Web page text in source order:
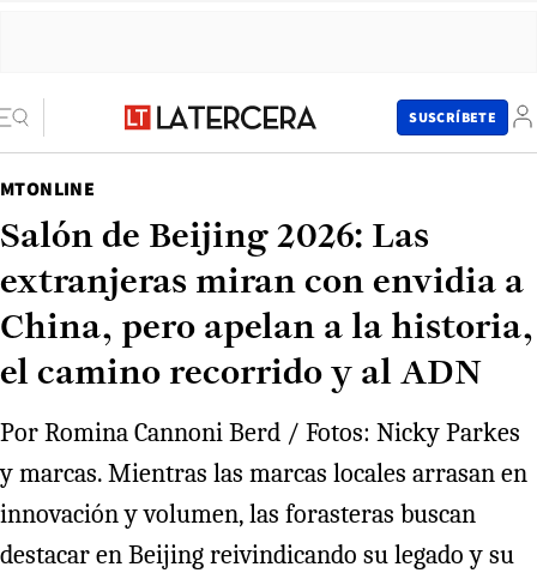
SUSCRÍBETE
MTONLINE
Salón de Beijing 2026: Las
extranjeras miran con envidia a
China, pero apelan a la historia,
el camino recorrido y al ADN
Por Romina Cannoni Berd / Fotos: Nicky Parkes
y marcas. Mientras las marcas locales arrasan en
innovación y volumen, las forasteras buscan
destacar en Beijing reivindicando su legado y su